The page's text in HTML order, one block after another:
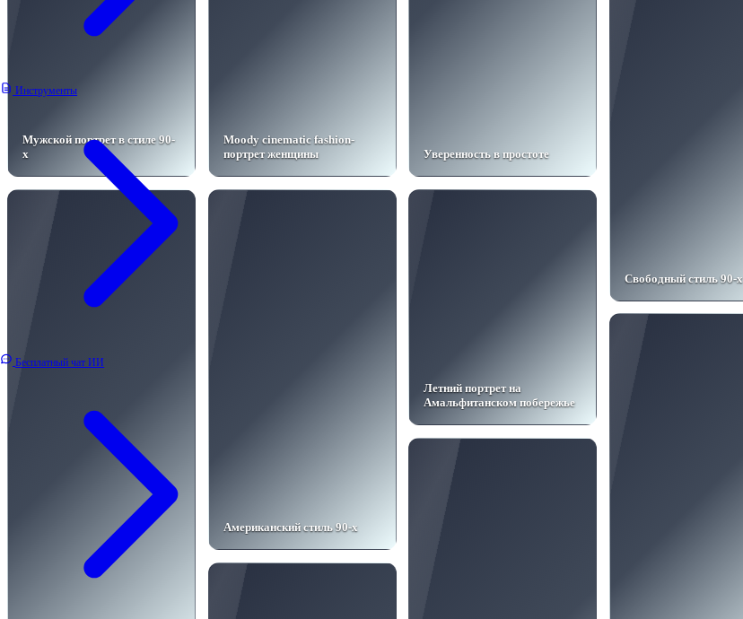
Инструменты
Бесплатный чат ИИ
Уверенность в простоте
Moody cinematic fashion-
портрет женщины
Мужской портрет в стиле 90-
х
Свободный стиль 90-х
Американский стиль 90-х
Летний портрет на
Амальфитанском побережье